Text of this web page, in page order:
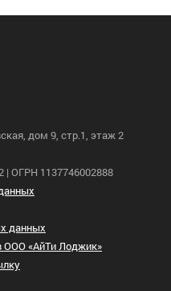
дом 9, стр.1, этаж 2
ОГРН 1137746002888
данных
ООО «АйТи Лоджик»